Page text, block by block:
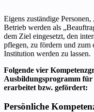
Eigens zuständige
Betrieb werden als
dem Ziel eingesetzt, den
pflegen, zu fördern und zum
Institution werden zu lassen.
Folgende vier
Ausbildungsprogramm
erarbeitet bzw. gefördert:
Persönliche